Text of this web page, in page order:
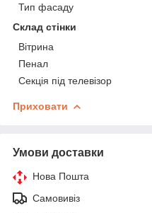
Тип фасаду
Склад стінки
Вітрина
Пенал
Секція під телевізор
Приховати
Умови доставки
Нова Пошта
Самовивіз